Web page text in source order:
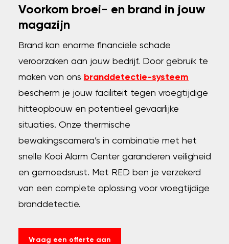
Voorkom broei- en brand in jouw
magazijn
Brand kan enorme financiële schade
veroorzaken aan jouw bedrijf. Door gebruik te
maken van ons branddetectie-systeem
bescherm je jouw faciliteit tegen vroegtijdige
hitteopbouw en potentieel gevaarlijke
situaties. Onze thermische
bewakingscamera’s in combinatie met het
snelle Kooi Alarm Center garanderen veiligheid
en gemoedsrust. Met RED ben je verzekerd
van een complete oplossing voor vroegtijdige
branddetectie.
Vraag een offerte aan